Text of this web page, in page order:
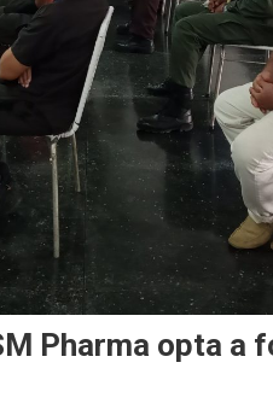
Pharma opta a